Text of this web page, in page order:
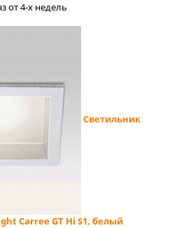
от 4-x недель
Светильник
Carree GT Hi S1, белый